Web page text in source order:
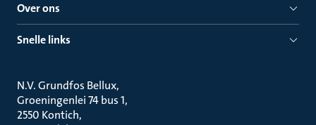
Over ons
Snelle links
N.V. Grundfos Bellux
Groeningenlei 74 bus 1
2550 Kontich